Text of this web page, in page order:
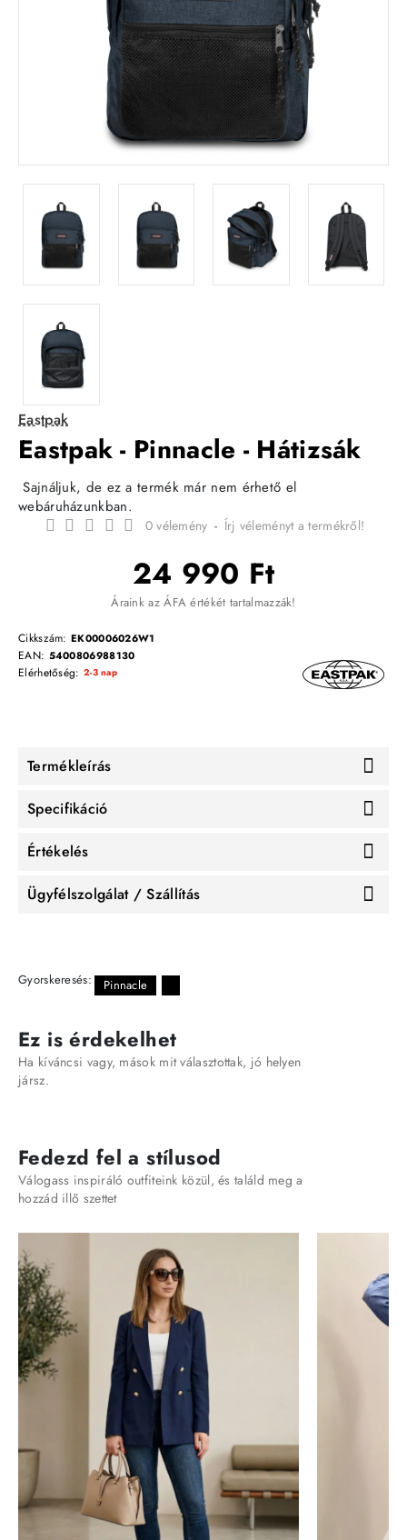
Eastpak
Eastpak - Pinnacle - Hátizsák
Sajnáljuk, de ez a termék már nem érhető el
webáruházunkban.
0 vélemény - Írj véleményt a termékről!
24 990 Ft
Áraink az ÁFA értékét tartalmazzák!
Cikkszám: EK00006026W1
EAN: 5400806988130
Elérhetőség: 2-3 nap
Termékleírás
Specifikáció
Értékelés
Ügyfélszolgálat / Szállítás
Gyorskeresés: Pinnacle
Ez is érdekelhet
Ha kíváncsi vagy, mások mit választottak, jó helyen
jársz.
Fedezd fel a stílusod
Válogass inspiráló outfiteink közül, és találd meg a
hozzád illő szettet